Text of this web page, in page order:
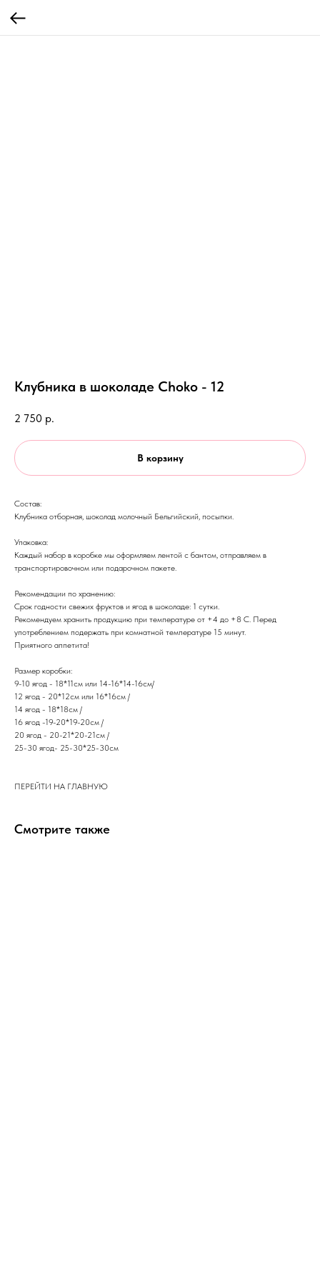
Клубника в шоколаде Choko - 12
2 750 р.
В корзину
Состав:
Клубника отборная, шоколад молочный Бельгийский, посыпки.
Упаковка:
Каждый набор в коробке мы оформляем лентой с бантом, отправляем в
транспортировочном или подарочном пакете.
Рекомендации по хранению:
Срок годности свежих фруктов и ягод в шоколаде: 1 сутки.
Рекомендуем хранить продукцию при температуре от +4 до +8 С. Перед
употреблением подержать при комнатной температуре 15 минут.
​Приятного аппетита!
Размер коробки:
9-10 ягод - 18*11см или 14-16*14-16см/
12 ягод - 20*12см или 16*16см /
14 ягод - 18*18см /
16 ягод -19-20*19-20см /
20 ягод - 20-21*20-21см /
25-30 ягод- 25-30*25-30см
ПЕРЕЙТИ НА ГЛАВНУЮ
Смотрите также